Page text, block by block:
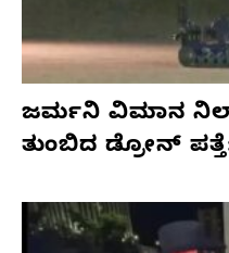
ಜರ್ಮನಿ ವಿಮಾನ
ತುಂಬಿದ ಡ್ರೋನ್